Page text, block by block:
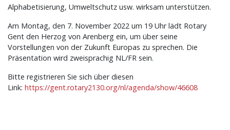
Alphabetisierung, Umweltschutz usw. wirksam unterstützen.
Am Montag, den 7. November 2022 um 19 Uhr lädt Rotary
Gent den Herzog von Arenberg ein, um über seine
Vorstellungen von der Zukunft Europas zu sprechen. Die
Präsentation wird zweisprachig NL/FR sein.
Bitte registrieren Sie sich über diesen
Link: https://gent.rotary2130.org/nl/agenda/show/46608